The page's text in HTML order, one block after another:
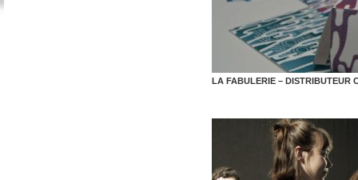
LA FABULERIE – DISTRIBUTEUR